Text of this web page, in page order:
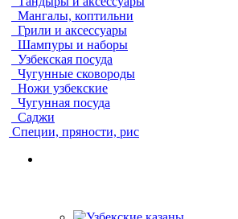
Мангалы, коптильни
Грили и аксессуары
Шампуры и наборы
Узбекская посуда
Чугунные сковороды
Ножи узбекские
Чугунная посуда
Саджи
Специи, пряности, рис